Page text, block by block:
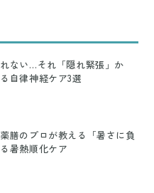
ない…それ「隠れ緊張」か
自律神経ケア3選
膳のプロが教える「暑さに負
暑熱順化ケア